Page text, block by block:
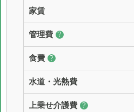
家賃
管理費 ?
食費 ?
水道・光熱費
上乗せ介護費 ?